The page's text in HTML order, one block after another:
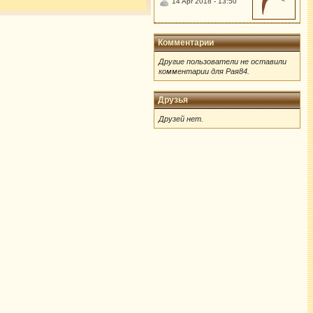
Комментарии
Другие пользователи не оставили
комментарии для Рая84.
Друзья
Друзей нет.